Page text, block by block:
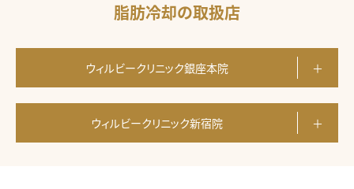
脂肪冷却の取扱店
ウィルビークリニック銀座本院
ウィルビークリニック新宿院